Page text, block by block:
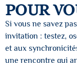
POUR
Si vous ne savez
invitation : testez,
et aux
une rencontre qui